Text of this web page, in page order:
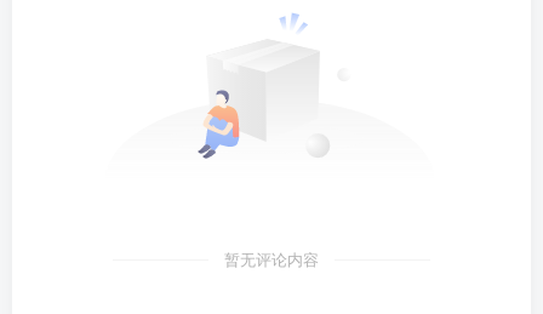
暂无评论内容